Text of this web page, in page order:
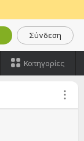
Σύνδεση
Κατηγορίες